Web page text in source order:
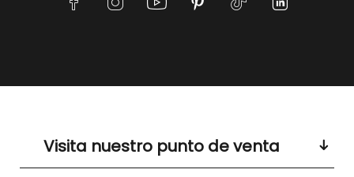
Visita nuestro punto de venta